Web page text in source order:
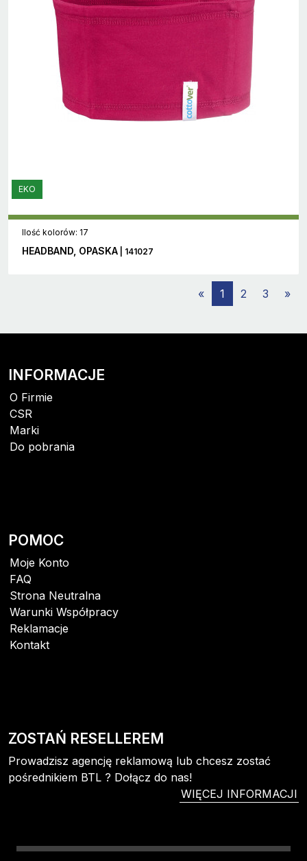
EKO
Ilość kolorów: 17
HEADBAND, OPASKA | 141027
« 1 2 3 »
INFORMACJE
O Firmie
CSR
Marki
Do pobrania
POMOC
Moje Konto
FAQ
Strona Neutralna
Warunki Współpracy
Reklamacje
Kontakt
ZOSTAŃ RESELLEREM
Prowadzisz agencję reklamową lub chcesz zostać
pośrednikiem BTL ? Dołącz do nas!
WIĘCEJ INFORMACJI